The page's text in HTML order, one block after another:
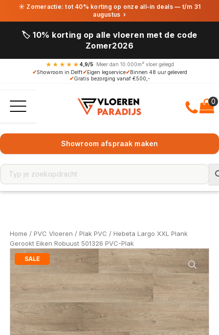
☀ Zomeractie: tot 40% korting op onze all-in deals — t/m 31
augustus ›
🏷️ 10% korting op alle vloeren met de code
Zomer2026
★★★★★ 4,9/5· Meer dan 10.000m² vloer gelegd
✔Showroom in Delft✔Eigen legservice✔Binnen 48 uur geleverd
✔Gratis bezorging vanaf €500,-
Showroom afspraak maken
Home / PVC Vloeren / Plak PVC / Hebeta Largo XXL Plank
Gerookt Eiken Robuust 501326 PVC-Plak
SALE